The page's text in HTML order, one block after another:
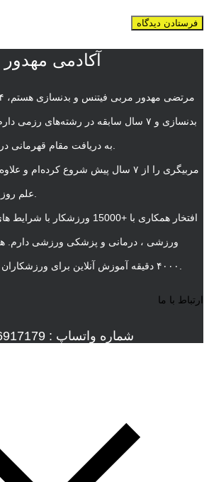
آکادمی مهدور
به دریافت مقام قهرمانی در رشته بادی کلاسیک شدم.
مربیگری را از ۷ سال پیش شروع کرده‌ام
علم روز ورزش نیز انجام می دهم.
افتخار همکاری با +15000
ورزشی ، درمانی و پزشکی ورزشی دارم.
۴۰۰۰ دقیقه آموزش آنلاین برای ورزشکاران در بحث تدریس داشته ام.
ارتباط با ما
شماره واتساپ : 09366917179